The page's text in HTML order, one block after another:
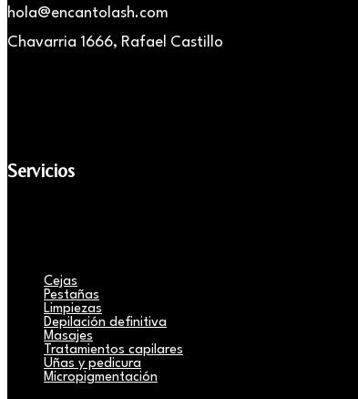
hola@encantolash.com
Chavarria 1666, Rafael Castillo
Servicios
Cejas
Pestañas
Limpiezas
Depilación definitiva
Masajes
Tratamientos capilares
Uñas y pedicura
Micropigmentación